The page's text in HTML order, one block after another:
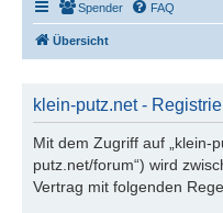
Spender FAQ
Übersicht
klein-putz.net -
Mit dem Zugriff auf „klein-
putz.net/forum“) wird
Vertrag mit folgenden